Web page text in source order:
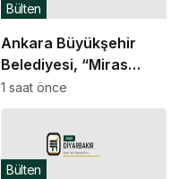
Ankara Büyükşehir
Belediyesi, “Miras
Şantiye Gezileri” ile
Anafartalar
Caddesi’nin tarihine
ışık tuttu
Bülten
1 saat önce
Bülten